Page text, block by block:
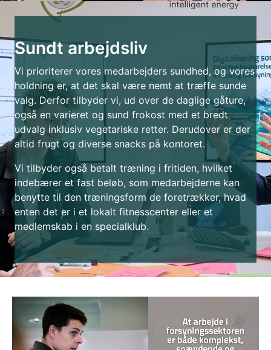
Sundt arbejdsliv
Vi prioriterer vores medarbejders sundhed, og vores
holdning er, at det skal være nemt at træffe sunde
valg. Derfor tilbyder vi, ud over de daglige gåture,
også en varieret og sund frokost med et bredt
udvalg inklusiv vegetariske retter. Derudover er der
altid frugt og diverse snacks på kontoret.
Vi tilbyder også betalt træning i fritiden, hvilket
indebærer et fast beløb, som medarbejderne kan
benytte til den træningsform de foretrækker, hvad
enten det er i et lokalt fitnesscenter eller et
medlemskab i en specialklub.